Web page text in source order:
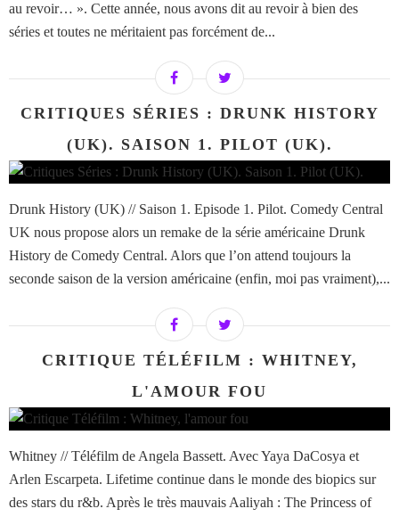
au revoir… ». Cette année, nous avons dit au revoir à bien des
séries et toutes ne méritaient pas forcément de...
CRITIQUES SÉRIES : DRUNK HISTORY
(UK). SAISON 1. PILOT (UK).
Drunk History (UK) // Saison 1. Episode 1. Pilot. Comedy Central
UK nous propose alors un remake de la série américaine Drunk
History de Comedy Central. Alors que l’on attend toujours la
seconde saison de la version américaine (enfin, moi pas vraiment),...
CRITIQUE TÉLÉFILM : WHITNEY,
L'AMOUR FOU
Whitney // Téléfilm de Angela Bassett. Avec Yaya DaCosya et
Arlen Escarpeta. Lifetime continue dans le monde des biopics sur
des stars du r&b. Après le très mauvais Aaliyah : The Princess of